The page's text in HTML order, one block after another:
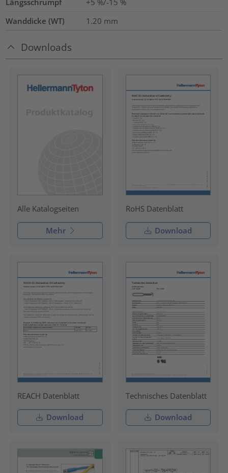
Wanddicke (WT)
1.20 mm
Downloads
Alle Katalogseiten
Mehr
RoHS Datenblatt
Download
REACH Datenblatt
Download
Technisches Datenblatt
Download